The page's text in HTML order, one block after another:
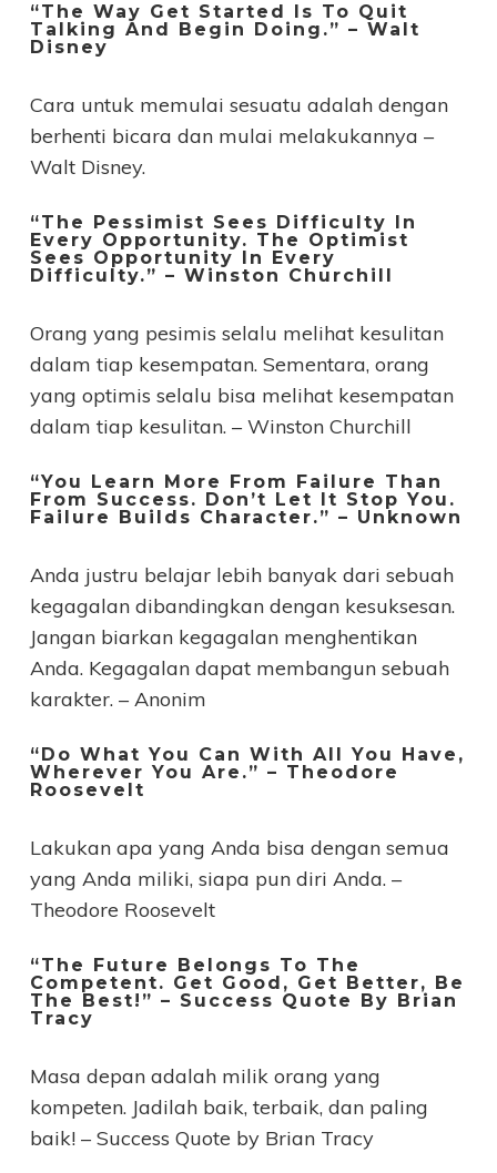
“The Way Get Started Is To Quit
Talking And Begin Doing.” – Walt
Disney
Cara untuk memulai sesuatu adalah dengan
berhenti bicara dan mulai melakukannya –
Walt Disney.
“The Pessimist Sees Difficulty In
Every Opportunity. The Optimist
Sees Opportunity In Every
Difficulty.” – Winston Churchill
Orang yang pesimis selalu melihat kesulitan
dalam tiap kesempatan. Sementara, orang
yang optimis selalu bisa melihat kesempatan
dalam tiap kesulitan. – Winston Churchill
“You Learn More From Failure Than
From Success. Don’t Let It Stop You.
Failure Builds Character.” – Unknown
Anda justru belajar lebih banyak dari sebuah
kegagalan dibandingkan dengan kesuksesan.
Jangan biarkan kegagalan menghentikan
Anda. Kegagalan dapat membangun sebuah
karakter. – Anonim
“Do What You Can With All You Have,
Wherever You Are.” – Theodore
Roosevelt
Lakukan apa yang Anda bisa dengan semua
yang Anda miliki, siapa pun diri Anda. –
Theodore Roosevelt
“The Future Belongs To The
Competent. Get Good, Get Better, Be
The Best!” – Success Quote By Brian
Tracy
Masa depan adalah milik orang yang
kompeten. Jadilah baik, terbaik, dan paling
baik! – Success Quote by Brian Tracy